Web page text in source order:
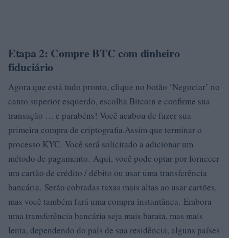
Etapa 2: Compre BTC com dinheiro
fiduciário
Agora que está tudo pronto, clique no botão ‘Negociar’ no
canto superior esquerdo, escolha Bitcoin e confirme sua
transação … e parabéns! Você acabou de fazer sua
primeira compra de criptografia.Assim que terminar o
processo KYC. Você será solicitado a adicionar um
método de pagamento. Aqui, você pode optar por fornecer
um cartão de crédito / débito ou usar uma transferência
bancária. Serão cobradas taxas mais altas ao usar cartões,
mas você também fará uma compra instantânea. Embora
uma transferência bancária seja mais barata, mas mais
lenta, dependendo do país de sua residência, alguns países